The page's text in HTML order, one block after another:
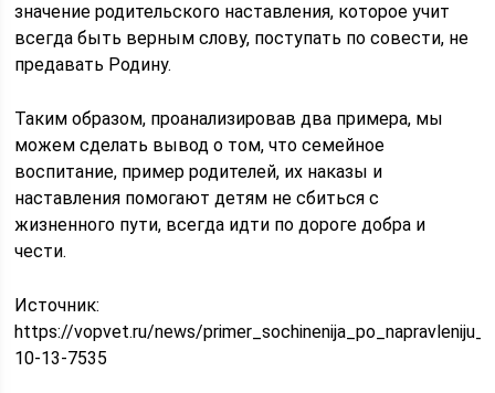
значение родительского наставления, которое учит
всегда быть верным слову, поступать по совести, не
предавать Родину.
Таким образом, проанализировав два примера, мы
можем сделать вывод о том, что семейное
воспитание, пример родителей, их наказы и
наставления помогают детям не сбиться с
жизненного пути, всегда идти по дороге добра и
чести.
Источник:
https://vopvet.ru/news/
10-13-7535